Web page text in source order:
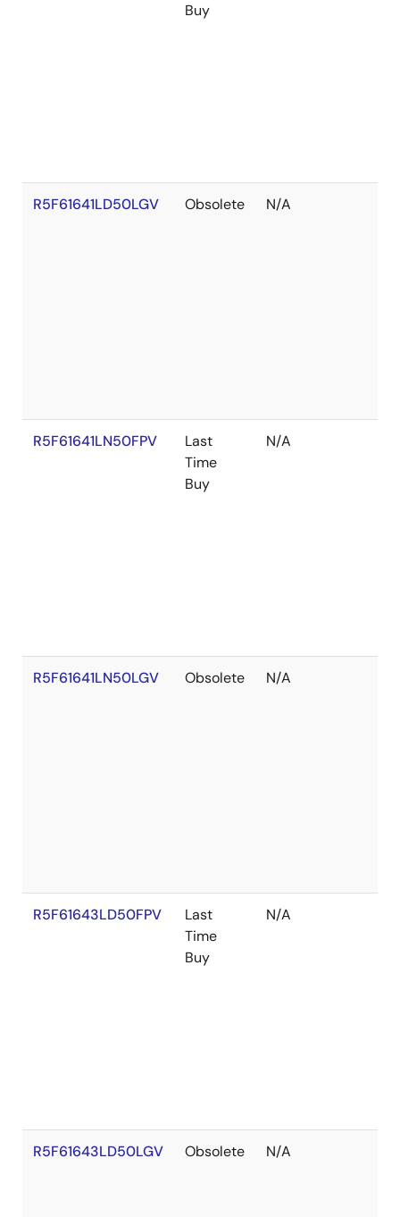
Buy
R5F61641LD50LGV Obsolete N/A
R5F61641LN50FPV
Last
Time
Buy
N/A
R5F61641LN50LGV Obsolete N/A
R5F61643LD50FPV
Last
Time
Buy
N/A
R5F61643LD50LGV Obsolete N/A